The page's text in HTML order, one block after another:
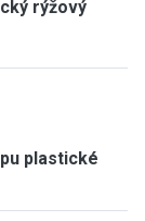
rýžový
plastické